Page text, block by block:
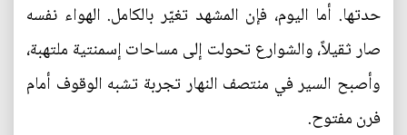
حدتها. أما اليوم، فإن المشهد تغيّر بالكامل. الهواء نفسه
صار ثقيلاً، والشوارع تحولت إلى مساحات إسمنتية ملتهبة،
وأصبح السير في منتصف النهار تجربة تشبه الوقوف أمام
فرن مفتوح.